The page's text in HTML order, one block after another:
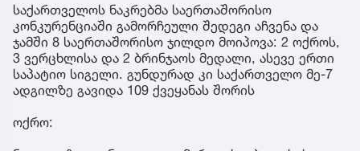
საქართველოს ნაკრებმა საერთაშორისო
კონკურენციაში გამორჩეული შედეგი აჩვენა და
ჯამში 8 საერთაშორისო ჯილდო მოიპოვა: 2 ოქროს,
3 ვერცხლისა და 2 ბრინჯაოს მედალი, ასევე ერთი
საპატიო სიგელი. გუნდურად კი საქართველო მე-7
ადგილზე გავიდა 109 ქვეყანას შორის
ოქრო: